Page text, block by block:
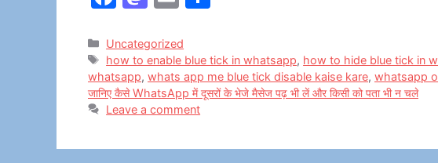
c
e
b
o
o
st
o
d
o
n
ai
l
e
Categories
Uncategorized
Tags
how to enable blue tick in whatsapp, how to hide blue tick in
whatsapp, whats app me blue tick disable kaise kare, whatsapp
जानिए कैसे WhatsApp में दूसरों के भेजे मैसेज पढ़ भी लें और किसी को पता भी न चले
Leave a comment